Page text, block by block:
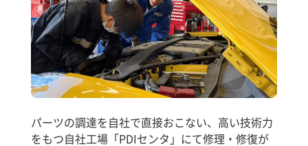
パーツの調達を自社で直接おこない、高い技術力
をもつ自社工場「PDIセンタ」にて修理・修復が